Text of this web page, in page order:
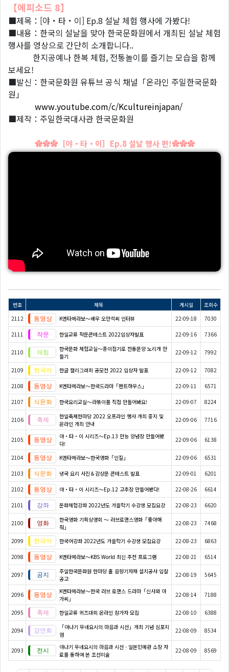
【에피소드 8】
■제목：[야・타・이] Ep.8 설날 체험 행사에 가봤다!
■내용：한국의 설날을 맞아 한국문화원에서 개최된 설날 체험
행사를 영상으로 간단히 소개합니다..
한지공예나 한복 체험, 전통놀이를 즐기는 모습을 함께
보세요!
■발신：한국문화원 유튜브 공식 채널「온라인 주일한국문화
원」
www.youtube.com/c/Kcultureinjapan/
■제작：주일한국대사관 한국문화원
✿✿✿［야・타・이］Ep.8 설날 행사 편!✿✿✿
번호 제목 게시일
조회수
2112
K엔타메라보～배우 오만석씨 인터뷰 22-09-18 7030
2111 한일교류 작문콘테스트 2022입상자발표 22-09-16 7366
2110
한국문화 체험교실〜종이접기로 전통문양 노리개 만
들기
22-09-12 7992
2109 한글 캘리그래피 공모전 2022 입상자 발표 22-09-12 7082
2108 K엔타메라보～한국드라마「펜트하우스」 22-09-11 6571
2107 한국요리교실〜라볶이를 직접 만들어봐요! 22-09-07 8224
2106
한일축제한마당 2022 오프라인 행사 개최 중지 및
온라인 개최 안내
22-09-06 7716
2105
야・타・이 시리즈〜Ep.13 만능 양념장 만들어봤
다!
22-09-06 6138
2104 K엔타메라보～한국영화「인질」 22-09-06 6531
2103 냉국 요리 사진＆감상문 콘테스트 발표 22-09-01 6201
2102 야・타・이 시리즈〜Ep.12 고추장 만들어봤다! 22-08-26 6614
2101 문화체험강좌 2022년도 가을학기 수강생 모집요강 22-08-23 6620
2100
한국영화 기획상영회 ～ 러브로맨스영화「좋아해
줘」
22-08-23 7468
2099 한국어강좌 2022년도 가을학기 수강생 모집요강 22-08-23 6863
2098 K엔타메라보～KBS World 최신 추천 프로그램 22-08-21 6514
2097
주일한국문화원 한마당 홀 음향기자재 설치공사 입찰
공고
22-08-19 5645
2096
K엔타메라보～한국 러브 로맨스 드라마「신사와 아
가씨」
22-08-14 7188
2095 한일교류 퀴즈대회 온라인 참가자 모집 22-08-10 6388
2094
「야나기 무네요시의 마음과 시선」개최 기념 심포지
엄
22-08-09 8534
2093
야나기 무네요시의 마음과 시선 - 일본민예관 소장 자
료를 통하여 본 조선미술
22-08-09 8569